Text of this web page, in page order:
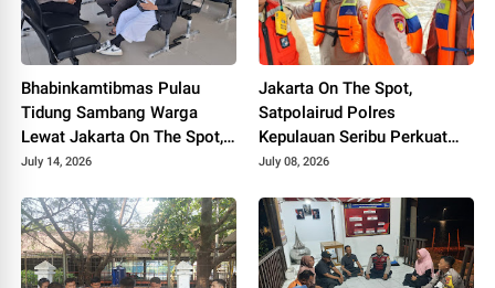
Bhabinkamtibmas Pulau
Tidung Sambang Warga
Lewat Jakarta On The Spot,
Sosialisasikan Layanan Polri
July 14, 2026
Jakarta On The Spot,
Satpolairud Polres
Kepulauan Seribu Perkuat
Kemitraan dengan Nelayan,
Melaut dan Layanan Polisi
110
July 08, 2026